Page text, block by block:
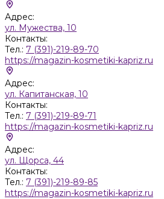
Адрес:
ул. Мужества, 10
Контакты:
Тел.: 7 (391)-219-89-70
https://magazin-kosmetiki-kapriz.ru
Адрес:
ул. Капитанская, 10
Контакты:
Тел.: 7 (391)-219-89-71
https://magazin-kosmetiki-kapriz.ru
Адрес:
ул. Щорса, 44
Контакты:
Тел.: 7 (391)-219-89-85
https://magazin-kosmetiki-kapriz.ru